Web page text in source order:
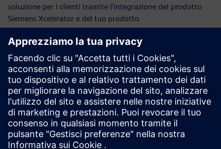
soluzione per i clienti tramite l'integrazione del prodotto
Siemens Xcelerator e del tuo prodotto
Sell
Rivendita / co-vendita di software e hardware digitale su
Siemens Xcelerator
Service
Fornisce un servizio per un prodotto/una soluzione Siemens
Xcelerator che aiuta il cliente a implementarlo, integrarlo,
gestirlo o mantenerlo